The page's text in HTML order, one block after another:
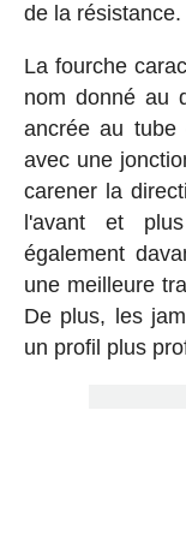
de la résistance.
La fourche
nom donné au
ancrée au tube
avec une
carener la
l'avant et
également
une meilleure
De plus, les
un profil plus